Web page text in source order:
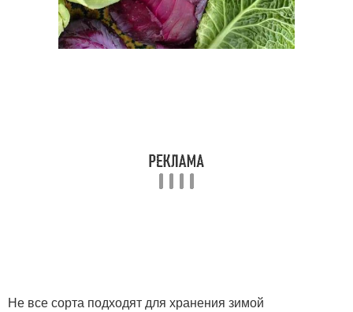
Не все сорта подходят для хранения зимой